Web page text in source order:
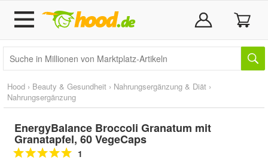
Hood › Beauty & Gesundheit › Nahrungsergänzung & Diät ›
Nahrungsergänzung
EnergyBalance Broccoli Granatum mit
Granatapfel, 60 VegeCaps
1